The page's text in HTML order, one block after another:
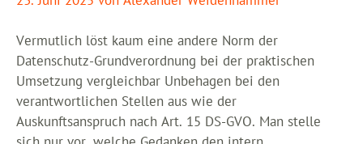
Vermutlich löst kaum eine andere Norm der
Datenschutz-Grundverordnung bei der praktischen
Umsetzung vergleichbar Unbehagen bei den
verantwortlichen Stellen aus wie der
Auskunftsanspruch nach Art. 15 DS-GVO. Man stelle